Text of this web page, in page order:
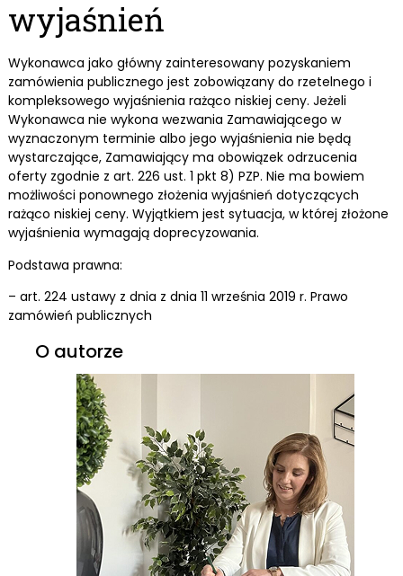
wyjaśnień
Wykonawca jako główny zainteresowany pozyskaniem
zamówienia publicznego jest zobowiązany do rzetelnego i
kompleksowego wyjaśnienia rażąco niskiej ceny. Jeżeli
Wykonawca nie wykona wezwania Zamawiającego w
wyznaczonym terminie albo jego wyjaśnienia nie będą
wystarczające, Zamawiający ma obowiązek odrzucenia
oferty zgodnie z art. 226 ust. 1 pkt 8) PZP. Nie ma bowiem
możliwości ponownego złożenia wyjaśnień dotyczących
rażąco niskiej ceny. Wyjątkiem jest sytuacja, w której złożone
wyjaśnienia wymagają doprecyzowania.
Podstawa prawna:
– art. 224 ustawy z dnia z dnia 11 września 2019 r. Prawo
zamówień publicznych
O autorze